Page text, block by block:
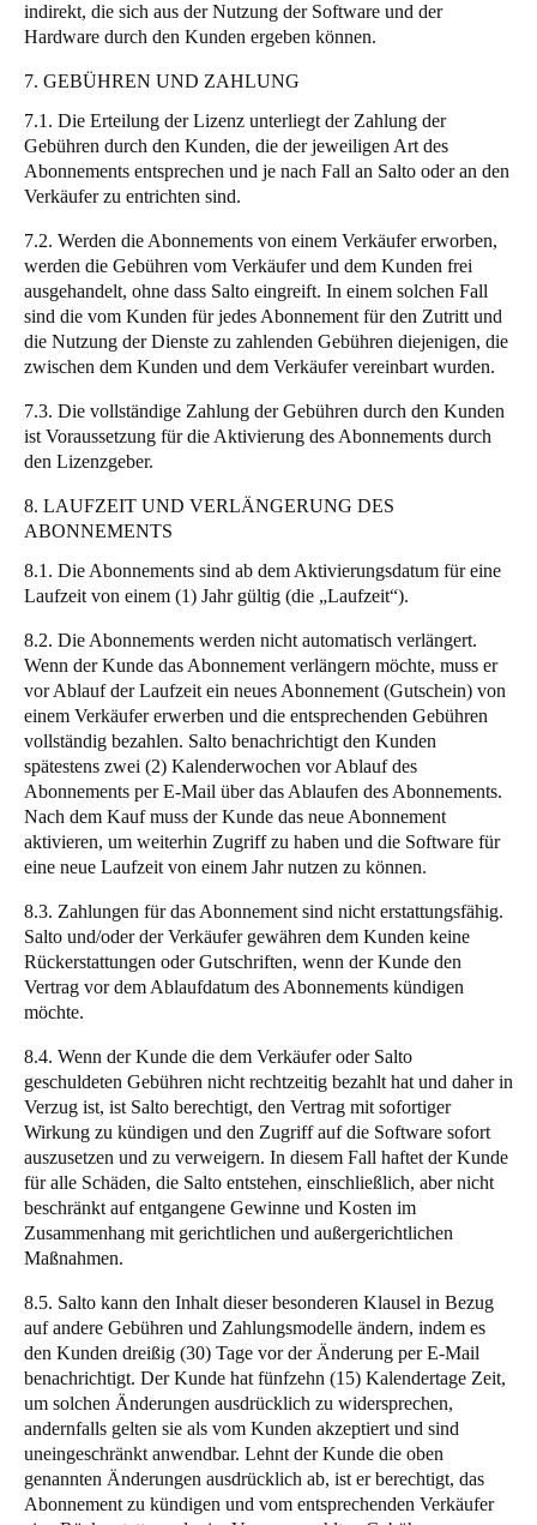
indirekt, die sich aus der Nutzung der Software und der
Hardware durch den Kunden ergeben können.
7. GEBÜHREN UND ZAHLUNG
7.1. Die Erteilung der Lizenz unterliegt der Zahlung der
Gebühren durch den Kunden, die der jeweiligen Art des
Abonnements entsprechen und je nach Fall an Salto oder an den
Verkäufer zu entrichten sind.
7.2. Werden die Abonnements von einem Verkäufer erworben,
werden die Gebühren vom Verkäufer und dem Kunden frei
ausgehandelt, ohne dass Salto eingreift. In einem solchen Fall
sind die vom Kunden für jedes Abonnement für den Zutritt und
die Nutzung der Dienste zu zahlenden Gebühren diejenigen, die
zwischen dem Kunden und dem Verkäufer vereinbart wurden.
7.3. Die vollständige Zahlung der Gebühren durch den Kunden
ist Voraussetzung für die Aktivierung des Abonnements durch
den Lizenzgeber.
8. LAUFZEIT UND VERLÄNGERUNG DES
ABONNEMENTS
8.1. Die Abonnements sind ab dem Aktivierungsdatum für eine
Laufzeit von einem (1) Jahr gültig (die „Laufzeit“).
8.2. Die Abonnements werden nicht automatisch verlängert.
Wenn der Kunde das Abonnement verlängern möchte, muss er
vor Ablauf der Laufzeit ein neues Abonnement (Gutschein) von
einem Verkäufer erwerben und die entsprechenden Gebühren
vollständig bezahlen. Salto benachrichtigt den Kunden
spätestens zwei (2) Kalenderwochen vor Ablauf des
Abonnements per E-Mail über das Ablaufen des Abonnements.
Nach dem Kauf muss der Kunde das neue Abonnement
aktivieren, um weiterhin Zugriff zu haben und die Software für
eine neue Laufzeit von einem Jahr nutzen zu können.
8.3. Zahlungen für das Abonnement sind nicht erstattungsfähig.
Salto und/oder der Verkäufer gewähren dem Kunden keine
Rückerstattungen oder Gutschriften, wenn der Kunde den
Vertrag vor dem Ablaufdatum des Abonnements kündigen
möchte.
8.4. Wenn der Kunde die dem Verkäufer oder Salto
geschuldeten Gebühren nicht rechtzeitig bezahlt hat und daher in
Verzug ist, ist Salto berechtigt, den Vertrag mit sofortiger
Wirkung zu kündigen und den Zugriff auf die Software sofort
auszusetzen und zu verweigern. In diesem Fall haftet der Kunde
für alle Schäden, die Salto entstehen, einschließlich, aber nicht
beschränkt auf entgangene Gewinne und Kosten im
Zusammenhang mit gerichtlichen und außergerichtlichen
Maßnahmen.
8.5. Salto kann den Inhalt dieser besonderen Klausel in Bezug
auf andere Gebühren und Zahlungsmodelle ändern, indem es
den Kunden dreißig (30) Tage vor der Änderung per E-Mail
benachrichtigt. Der Kunde hat fünfzehn (15) Kalendertage Zeit,
um solchen Änderungen ausdrücklich zu widersprechen,
andernfalls gelten sie als vom Kunden akzeptiert und sind
uneingeschränkt anwendbar. Lehnt der Kunde die oben
genannten Änderungen ausdrücklich ab, ist er berechtigt, das
Abonnement zu kündigen und vom entsprechenden Verkäufer